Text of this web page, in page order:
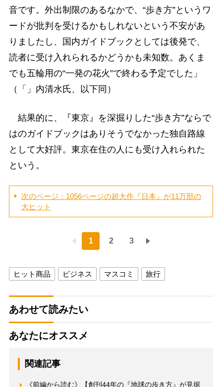
音です。外出制限のあるなかで、“歩き方”というワ
ードが批判を受けるかもしれないという不安があ
りましたし、国内ガイドブックとしては後発で、
読者に受け入れられるかどうかも未知数。あくま
でも五輪用の“一発の花火”で終わる予定でした」
（「」内清水氏、以下同）
結果的に、『東京』を深掘りした“歩き方”ならで
はのガイドブックはありそうでなかった独自路線
として大好評。東京在住の人にも受け入れられた
という。
次のページ：1056ページの超大作『日本』が11万部の
大ヒット
1 2 3
ヒット商品 ビジネス マスコミ 旅行
あわせて読みたい
あなたにオススメ
関連記事
《前編から読む》【創刊44年の『地球の歩き方』が見据